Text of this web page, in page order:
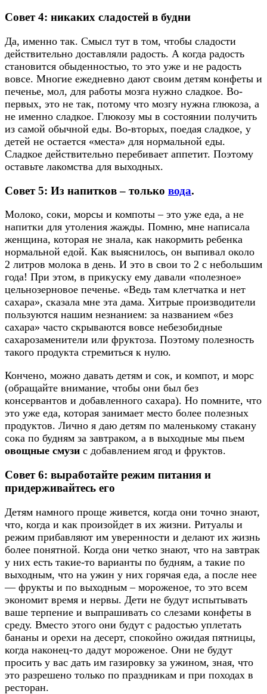
Совет 4: никаких сладостей в будни
Да, именно так. Смысл тут в том, чтобы сладости
действительно доставляли радость. А когда радость
становится обыденностью, то это уже и не радость
вовсе. Многие ежедневно дают своим детям конфеты и
печенье, мол, для работы мозга нужно сладкое. Во-
первых, это не так, потому что мозгу нужна глюкоза, а
не именно сладкое. Глюкозу мы в состоянии получить
из самой обычной еды. Во-вторых, поедая сладкое, у
детей не остается «места» для нормальной еды.
Сладкое действительно перебивает аппетит. Поэтому
оставьте лакомства для выходных.
Совет 5: Из напитков – только вода.
Молоко, соки, морсы и компоты – это уже еда, а не
напитки для утоления жажды. Помню, мне написала
женщина, которая не знала, как накормить ребенка
нормальной едой. Как выяснилось, он выпивал около
2 литров молока в день. И это в свои то 2 с небольшим
года! При этом, в прикуску ему давали «полезное»
цельнозерновое печенье. «Ведь там клетчатка и нет
сахара», сказала мне эта дама. Хитрые производители
пользуются нашим незнанием: за названием «без
сахара» часто скрываются вовсе небезобидные
сахарозаменители или фруктоза. Поэтому полезность
такого продукта стремиться к нулю.
Кончено, можно давать детям и сок, и компот, и морс
(обращайте внимание, чтобы они был без
консервантов и добавленного сахара). Но помните, что
это уже еда, которая занимает место более полезных
продуктов. Лично я даю детям по маленькому стакану
сока по будням за завтраком, а в выходные мы пьем
овощные смузи с добавлением ягод и фруктов.
Совет 6: выработайте режим питания и
придерживайтесь его
Детям намного проще живется, когда они точно знают,
что, когда и как произойдет в их жизни. Ритуалы и
режим прибавляют им уверенности и делают их жизнь
более понятной. Когда они четко знают, что на завтрак
у них есть такие-то варианты по будням, а такие по
выходным, что на ужин у них горячая еда, а после нее
— фрукты и по выходным – мороженое, то это всем
экономит время и нервы. Дети не будут испытывать
ваше терпение и выпрашивать со слезами конфеты в
среду. Вместо этого они будут с радостью уплетать
бананы и орехи на десерт, спокойно ожидая пятницы,
когда наконец-то дадут мороженое. Они не будут
просить у вас дать им газировку за ужином, зная, что
это разрешено только по праздникам и при походах в
ресторан.